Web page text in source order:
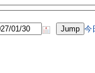
今